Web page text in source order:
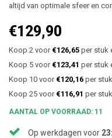
altijd van optimale sfeer en
€129,90
Koop 2 voor €126,65 per stuk
Koop 5 voor €123,41 per stuk
Koop 10 voor €120,16 per
Koop 25 voor €116,91 per
AANTAL OP VOORRAAD: 11
Op werkdagen voor